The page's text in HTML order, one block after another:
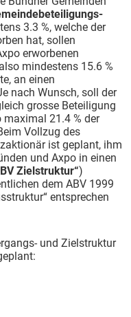
3.3 %, welche der
hat, sollen
erworbenen
mindestens 15.6 %
an einen
nach Wunsch, soll der
grosse Beteiligung
maximal 21.4 % der
Vollzug des
ist geplant, ihm
und Axpo in einen
Zielstruktur“)
dem ABV 1999
entsprechen
und Zielstruktur